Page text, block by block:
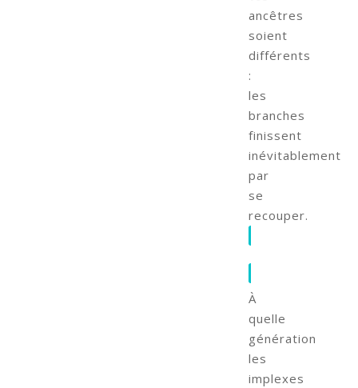
ancêtres
soient
différents
:
les
branches
finissent
inévitablement
par
se
recouper.
À
quelle
génération
les
implexes